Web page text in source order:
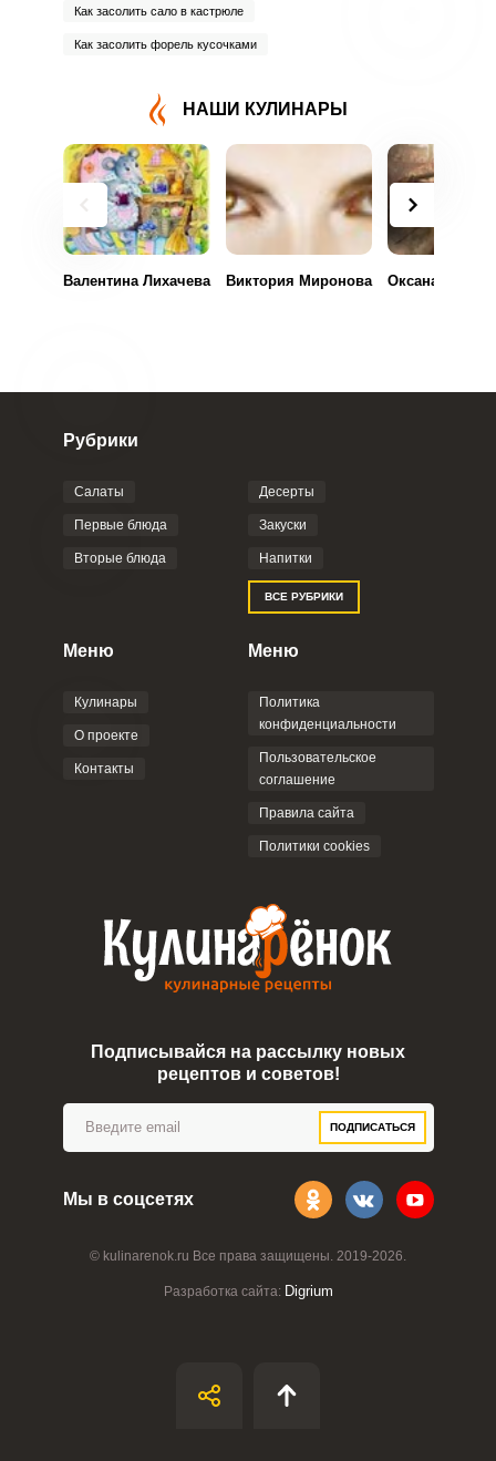
Как засолить сало в кастрюле
Как засолить форель кусочками
НАШИ КУЛИНАРЫ
Валентина Лихачева Виктория Миронова Оксана
© kulinarenok.ru Все права защищены. 2019-2026.
Разработка сайта: Digrium
Рубрики
Салаты
Первые блюда
Вторые блюда
Десерты
Закуски
Напитки
ВСЕ РУБРИКИ
Меню
Кулинары
О проекте
Контакты
Меню
Политика
конфиденциальности
Пользовательское
соглашение
Правила сайта
Политики cookies
Подписывайся на рассылку новых
рецептов и советов!
ПОДПИСАТЬСЯ
Мы в соцсетях